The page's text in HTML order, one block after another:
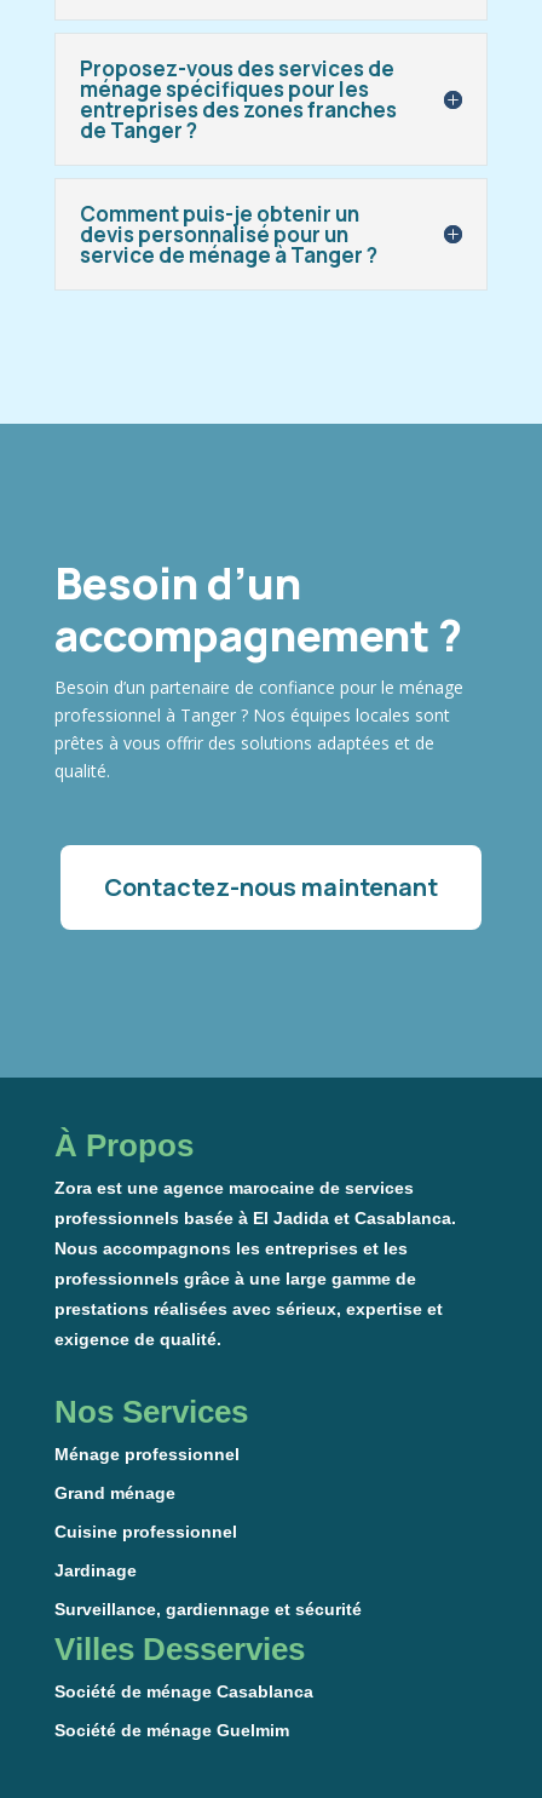
Proposez-vous des services de
ménage spécifiques pour les
entreprises des zones franches
de Tanger ?
Comment puis-je obtenir un
devis personnalisé pour un
service de ménage à Tanger ?
Besoin d’un
accompagnement ?
Besoin d’un partenaire de confiance pour le ménage
professionnel à Tanger ? Nos équipes locales sont
prêtes à vous offrir des solutions adaptées et de
qualité.
Contactez-nous maintenant
À Propos
Zora est une agence marocaine de services
professionnels basée à El Jadida et Casablanca.
Nous accompagnons les entreprises et les
professionnels grâce à une large gamme de
prestations réalisées avec sérieux, expertise et
exigence de qualité.
Nos Services
Ménage professionnel
Grand ménage
Cuisine professionnel
Jardinage
Surveillance, gardiennage et sécurité
Villes Desservies
Société de ménage Casablanca
Société de ménage Guelmim